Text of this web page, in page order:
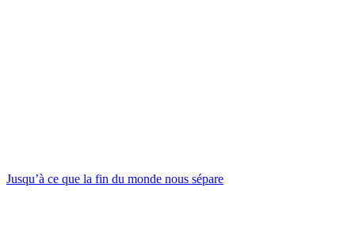
Jusqu’à ce que la fin du monde nous sépare